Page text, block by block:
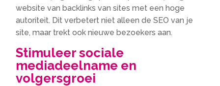
website van backlinks van sites met een hoge
autoriteit. Dit verbetert niet alleen de SEO van je
site, maar trekt ook nieuwe bezoekers aan.
Stimuleer sociale
mediadeelname en
volgersgroei